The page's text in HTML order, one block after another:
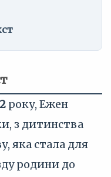
року, Ежен
з дитинства
яка стала для
родини до